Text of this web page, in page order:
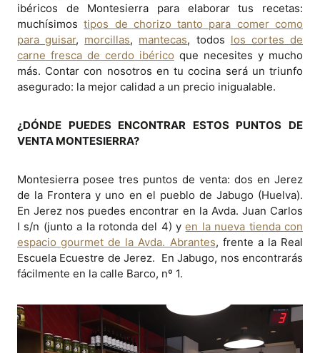
ibéricos de Montesierra para elaborar tus recetas:
muchísimostipos de chorizo tanto para comer como
para guisar, morcillas, mantecas, todos los cortes de
carne fresca de cerdo ibérico que necesites y mucho
más. Contar con nosotros en tu cocina será un triunfo
asegurado: la mejor calidad a un precio inigualable.
¿DÓNDE PUEDES ENCONTRAR ESTOS PUNTOS DE
VENTA MONTESIERRA?
Montesierra posee tres puntos de venta: dos en Jerez
de la Frontera y uno en el pueblo de Jabugo (Huelva).
En Jerez nos puedes encontrar en la Avda. Juan Carlos
I s/n (junto a la rotonda del 4) yen la nueva tienda con
espacio gourmet de la Avda. Abrantes, frente a la Real
Escuela Ecuestre de Jerez. En Jabugo, nos encontrarás
fácilmente en la calle Barco, nº 1.